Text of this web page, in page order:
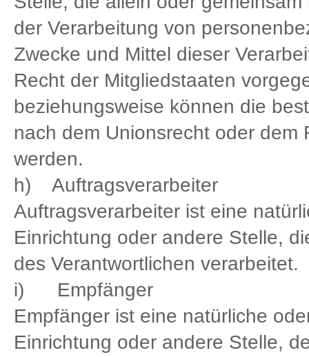
der Verarbeitung von
Zwecke und Mittel dieser
Recht der Mitgliedstaaten
beziehungsweise können die
nach dem Unionsrecht oder
werden.
h) Auftragsverarbeiter
Auftragsverarbeiter ist eine
Einrichtung oder andere Stelle,
des Verantwortlichen verarbeitet.
i) Empfänger
Empfänger ist eine natürliche
Einrichtung oder andere Stelle,